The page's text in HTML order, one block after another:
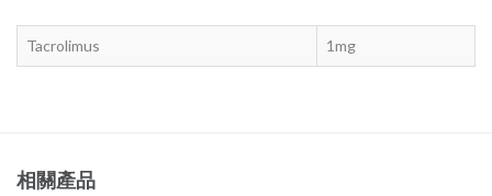
Tacrolimus 1mg
相關產品